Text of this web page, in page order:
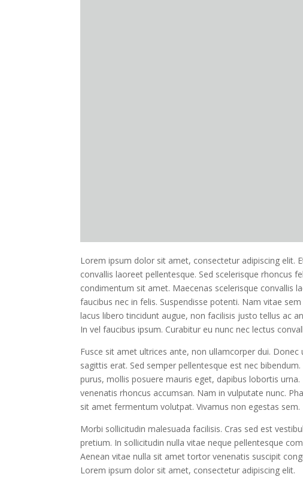
Lorem ipsum dolor sit amet, consectetur adipiscing elit.
convallis laoreet pellentesque. Sed scelerisque rhoncus
condimentum sit amet. Maecenas scelerisque convallis
faucibus nec in felis. Suspendisse potenti. Nam vitae
lacus libero tincidunt augue, non facilisis justo tellus ac
In vel faucibus ipsum. Curabitur eu nunc nec lectus
Fusce sit amet ultrices ante, non ullamcorper dui.
sagittis erat. Sed semper pellentesque est nec
purus, mollis posuere mauris eget, dapibus lobortis
venenatis rhoncus accumsan. Nam in vulputate nunc.
sit amet fermentum volutpat. Vivamus non egestas sem.
Morbi sollicitudin malesuada facilisis. Cras sed est
pretium. In sollicitudin nulla vitae neque pellentesque
Aenean vitae nulla sit amet tortor venenatis suscipit
Lorem ipsum dolor sit amet, consectetur adipiscing elit.